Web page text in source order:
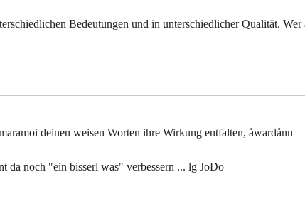
Bedeutungen und in unterschiedlicher Qualität. Wer
deinen weisen Worten ihre Wirkung entfalten, åwardånn
da noch "ein bisserl was" verbessern ... lg JoDo